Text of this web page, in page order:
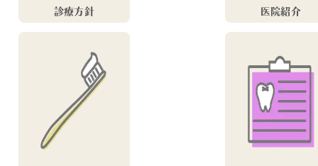
診療方針 医院紹介